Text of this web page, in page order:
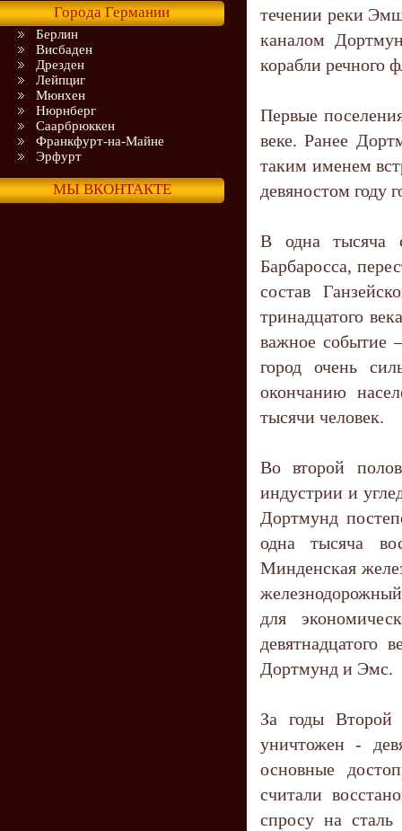
течении реки
каналом
корабли речного
Первые
веке. Ранее
таким именем
девяностом году
В одна тысяча
Барбаросса,
состав
тринадцатого
важное событие
город очень
окончанию
тысячи человек.
Во второй
индустрии и
Дортмунд
одна тысяча
Минденская
для
девятнадцатого
Дортмунд и Эмс.
За годы
уничтожен -
основные
считали
спросу на
Города Германии
Берлин
Висбаден
Дрезден
Лейпциг
Мюнхен
Нюрнберг
Саарбрюккен
Франкфурт-на-Майне
Эрфурт
МЫ ВКОНТАКТЕ